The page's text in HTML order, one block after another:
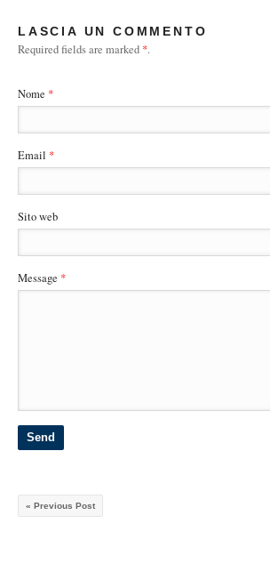
LASCIA UN COMMENTO
Required fields are marked *.
Nome *
Email *
Sito web
Message *
« Previous Post